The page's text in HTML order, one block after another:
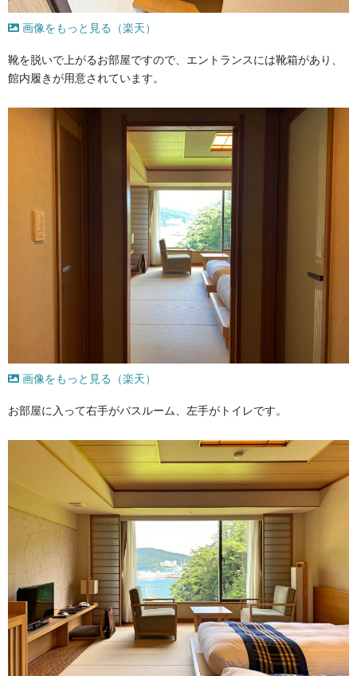
画像をもっと見る（楽天）
靴を脱いで上がるお部屋ですので、エントランスには靴箱があり、
館内履きが用意されています。
画像をもっと見る（楽天）
お部屋に入って右手がバスルーム、左手がトイレです。